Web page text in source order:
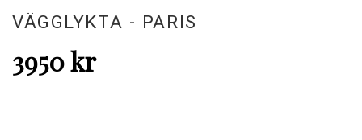
VÄGGLYKTA - PARIS
3950 kr